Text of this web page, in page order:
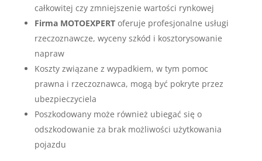
całkowitej czy zmniejszenie wartości rynkowej
Firma MOTOEXPERToferuje profesjonalne usługi
rzeczoznawcze, wyceny szkód i kosztorysowanie
napraw
Koszty związane z wypadkiem, w tym pomoc
prawna i rzeczoznawca, mogą być pokryte przez
ubezpieczyciela
Poszkodowany może również ubiegać się o
odszkodowanie za brak możliwości użytkowania
pojazdu